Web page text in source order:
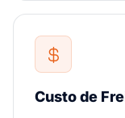
Custo de